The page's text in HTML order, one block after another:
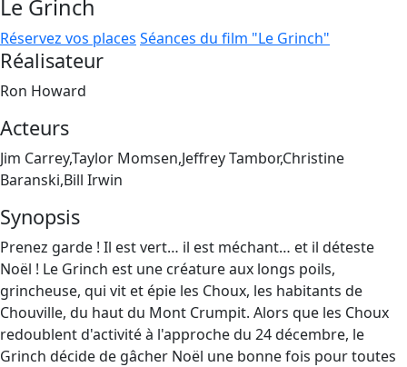
Le Grinch
Réservez vos places Séances du film "Le Grinch"
Réalisateur
Ron Howard
Acteurs
Jim Carrey,Taylor Momsen,Jeffrey Tambor,Christine
Baranski,Bill Irwin
Synopsis
Prenez garde ! Il est vert… il est méchant… et il déteste
Noël ! Le Grinch est une créature aux longs poils,
grincheuse, qui vit et épie les Choux, les habitants de
Chouville, du haut du Mont Crumpit. Alors que les Choux
redoublent d'activité à l'approche du 24 décembre, le
Grinch décide de gâcher Noël une bonne fois pour toutes